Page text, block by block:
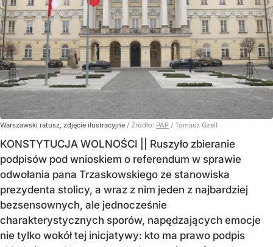
Warszawski ratusz, zdjęcie ilustracyjne / Źródło: PAP / Tomasz Gzell
KONSTYTUCJA WOLNOŚCI || Ruszyło zbieranie
podpisów pod wnioskiem o referendum w sprawie
odwołania pana Trzaskowskiego ze stanowiska
prezydenta stolicy, a wraz z nim jeden z najbardziej
bezsensownych, ale jednocześnie
charakterystycznych sporów, napędzających emocje
nie tylko wokół tej inicjatywy: kto ma prawo podpis